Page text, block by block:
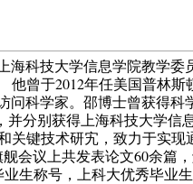
海科技大学信息学院教学委
曾于2012年任美国普林斯
问科学家。邵博士曾获得科
并分别获得上海科技大学信
关键技术研宄，致力于实现
会议上共发表论文60余篇
生称号，上科大优秀毕业